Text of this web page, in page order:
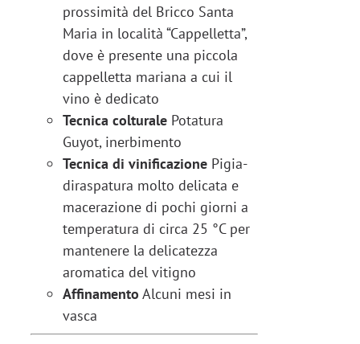
prossimità del Bricco Santa
Maria in località “Cappelletta”,
dove è presente una piccola
cappelletta mariana a cui il
vino è dedicato
Tecnica colturalePotatura
Guyot, inerbimento
Tecnica di vinificazionePigia-
diraspatura molto delicata e
macerazione di pochi giorni a
temperatura di circa 25 °C per
mantenere la delicatezza
aromatica del vitigno
Affinamento Alcuni mesi in
vasca